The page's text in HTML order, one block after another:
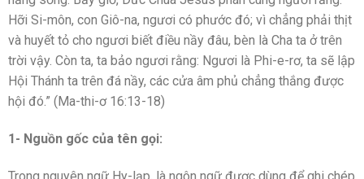
Hỡi Si-môn, con Giô-na, ngươi có phước đó; vì chẳng phải thịt
và huyết tỏ cho ngươi biết điều nầy đâu, bèn là Cha ta ở trên
trời vậy. Còn ta, ta bảo ngươi rằng: Ngươi là Phi-e-rơ, ta sẽ lập
Hội Thánh ta trên đá nầy, các cửa âm phủ chẳng thắng được
hội đó.” (Ma-thi-ơ 16:13-18)
1- Nguồn gốc của tên gọi: